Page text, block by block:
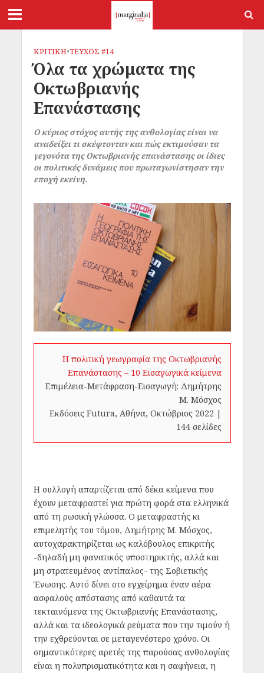
ΚΡΙΤΙΚΗ•ΤΕΥΧΟΣ #14
Όλα τα χρώματα της
Οκτωβριανής
Επανάστασης
Ο κύριος στόχος αυτής της ανθολογίας είναι να
αναδείξει τι σκέφτονταν και πώς εκτιμούσαν τα
γεγονότα της Οκτωβριανής επανάστασης οι ίδιες
οι πολιτικές δυνάμεις που πρωταγωνίστησαν την
εποχή εκείνη.
Η πολιτική γεωγραφία της Οκτωβριανής
Επανάστασης – 10 Εισαγωγικά κείμενα
Επιμέλεια-Μετάφραση-Εισαγωγή: Δημήτρης
Μ. Μόσχος
Εκδόσεις Futura, Αθήνα, Οκτώβριος 2022 |
144 σελίδες
Η συλλογή απαρτίζεται από δέκα κείμενα που
έχουν μεταφραστεί για πρώτη φορά στα ελληνικά
από τη ρωσική γλώσσα. Ο μεταφραστής κι
επιμελητής του τόμου, Δημήτρης Μ. Μόσχος,
αυτοχαρακτηρίζεται ως καλόβουλος επικριτής
-δηλαδή μη φανατικός υποστηρικτής, αλλά και
μη στρατευμένος αντίπαλος- της Σοβιετικής
Ένωσης. Αυτό δίνει στο εγχείρημα έναν αέρα
ασφαλούς απόστασης από καθαυτά τα
τεκταινόμενα της Οκτωβριανής Επανάστασης,
αλλά και τα ιδεολογικά ρεύματα που την τιμούν ή
την εχθρεύονται σε μεταγενέστερο χρόνο. Οι
σημαντικότερες αρετές της παρούσας ανθολογίας
είναι η πολυπρισματικότητα και η σαφήνεια, η